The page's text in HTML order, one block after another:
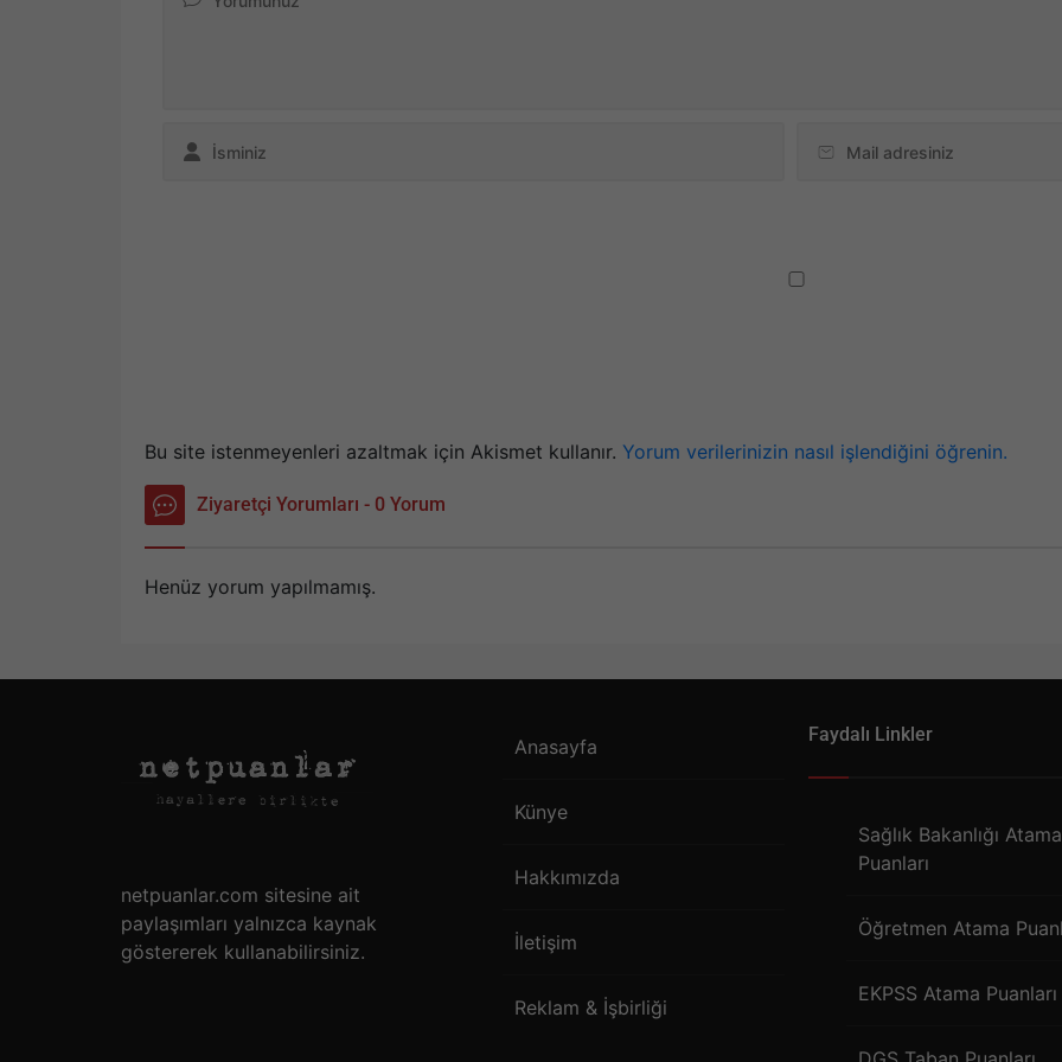
Bu site istenmeyenleri azaltmak için Akismet kullanır. Yorum verilerinizin nasıl işlendiğini öğrenin.
Ziyaretçi Yorumları - 0 Yorum
Henüz yorum yapılmamış.
netpuanlar.com sitesine ait
paylaşımları yalnızca kaynak
göstererek kullanabilirsiniz.
Anasayfa
Künye
Hakkımızda
İletişim
Reklam & İşbirliği
Faydalı Linkler
Sağlık Bakanlığı Atama
Puanları
Öğretmen Atama
EKPSS Atama Puanları